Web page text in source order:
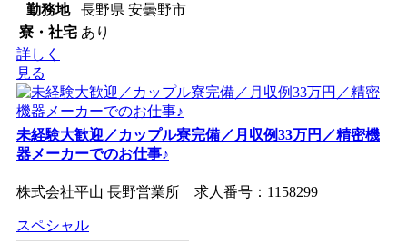
勤務地
長野県 安曇野市
寮・社宅 あり
詳しく
見る
未経験大歓迎／カップル寮完備／月収例33万円／精密機
器メーカーでのお仕事♪
株式会社平山 長野営業所 求人番号：1158299
スペシャル